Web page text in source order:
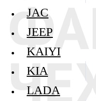
JAC
JEEP
KAIYI
KIA
LADA